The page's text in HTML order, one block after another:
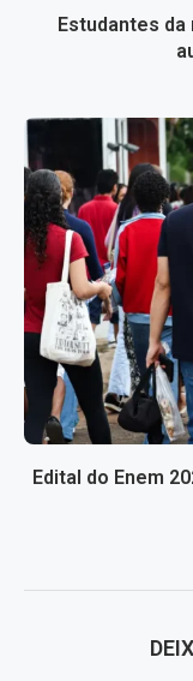
Estudantes
Edital do Enem